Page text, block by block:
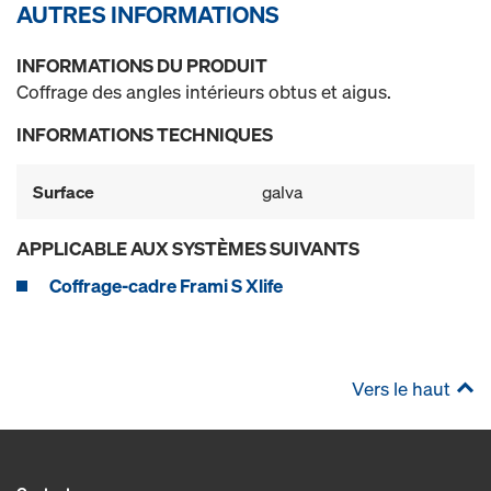
AUTRES INFORMATIONS
INFORMATIONS DU PRODUIT
Coffrage des angles intérieurs obtus et aigus.
INFORMATIONS TECHNIQUES
Surface galva
APPLICABLE AUX SYSTÈMES SUIVANTS
Coffrage-cadre Frami S Xlife
Vers le haut